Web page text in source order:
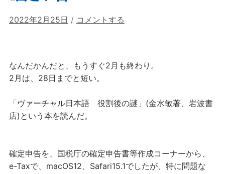
2022年2月25日 / コメントする
なんだかんだと、もうすぐ2月も終わり。
2月は、28日までと短い。
「ヴァーチャル日本語 役割後の謎」(金水敏著、岩波書
店)という本を読んだ。
確定申告を、国税庁の確定申告書等作成コーナーから、
e-Taxで、macOS12、Safari15.1でしたが、特に問題な